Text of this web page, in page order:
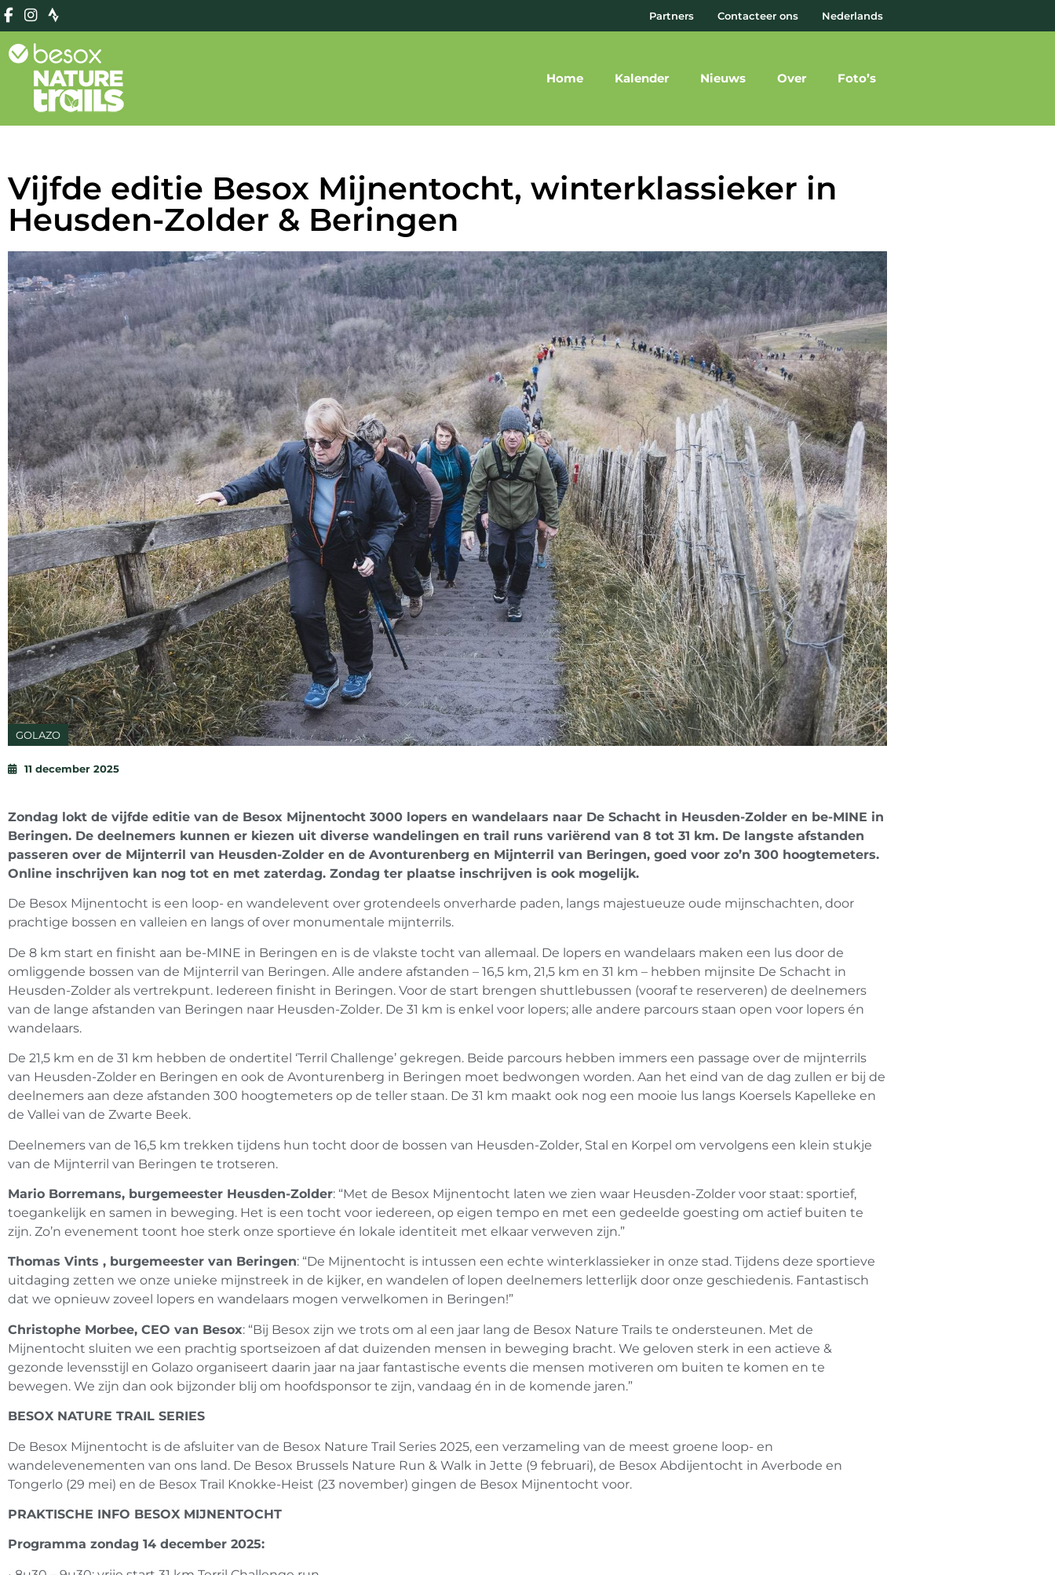
Partners Contacteer ons Nederlands
Home Kalender Nieuws Over Foto’s
Vijfde editie Besox Mijnentocht, winterklassieker in
Heusden-Zolder & Beringen
GOLAZO
11 december 2025
Zondag lokt de vijfde editie van de Besox Mijnentocht 3000 lopers en wandelaars naar De Schacht in Heusden-Zolder en be-MINE in
Beringen. De deelnemers kunnen er kiezen uit diverse wandelingen en trail runs variërend van 8 tot 31 km. De langste afstanden
passeren over de Mijnterril van Heusden-Zolder en de Avonturenberg en Mijnterril van Beringen, goed voor zo’n 300 hoogtemeters.
Online inschrijven kan nog tot en met zaterdag. Zondag ter plaatse inschrijven is ook mogelijk.
De Besox Mijnentocht is een loop- en wandelevent over grotendeels onverharde paden, langs majestueuze oude mijnschachten, door
prachtige bossen en valleien en langs of over monumentale mijnterrils.
De 8 km start en finisht aan be-MINE in Beringen en is de vlakste tocht van allemaal. De lopers en wandelaars maken een lus door de
omliggende bossen van de Mijnterril van Beringen. Alle andere afstanden – 16,5 km, 21,5 km en 31 km – hebben mijnsite De Schacht in
Heusden-Zolder als vertrekpunt. Iedereen finisht in Beringen. Voor de start brengen shuttlebussen (vooraf te reserveren) de deelnemers
van de lange afstanden van Beringen naar Heusden-Zolder. De 31 km is enkel voor lopers; alle andere parcours staan open voor lopers én
wandelaars.
De 21,5 km en de 31 km hebben de ondertitel ‘Terril Challenge’ gekregen. Beide parcours hebben immers een passage over de mijnterrils
van Heusden-Zolder en Beringen en ook de Avonturenberg in Beringen moet bedwongen worden. Aan het eind van de dag zullen er bij de
deelnemers aan deze afstanden 300 hoogtemeters op de teller staan. De 31 km maakt ook nog een mooie lus langs Koersels Kapelleke en
de Vallei van de Zwarte Beek.
Deelnemers van de 16,5 km trekken tijdens hun tocht door de bossen van Heusden-Zolder, Stal en Korpel om vervolgens een klein stukje
van de Mijnterril van Beringen te trotseren.
Mario Borremans, burgemeester Heusden-Zolder: “Met de Besox Mijnentocht laten we zien waar Heusden-Zolder voor staat: sportief,
toegankelijk en samen in beweging. Het is een tocht voor iedereen, op eigen tempo en met een gedeelde goesting om actief buiten te
zijn. Zo’n evenement toont hoe sterk onze sportieve én lokale identiteit met elkaar verweven zijn.”
Thomas Vints , burgemeester van Beringen: “De Mijnentocht is intussen een echte winterklassieker in onze stad. Tijdens deze sportieve
uitdaging zetten we onze unieke mijnstreek in de kijker, en wandelen of lopen deelnemers letterlijk door onze geschiedenis. Fantastisch
dat we opnieuw zoveel lopers en wandelaars mogen verwelkomen in Beringen!”
Christophe Morbee, CEO van Besox: “Bij Besox zijn we trots om al een jaar lang de Besox Nature Trails te ondersteunen. Met de
Mijnentocht sluiten we een prachtig sportseizoen af dat duizenden mensen in beweging bracht. We geloven sterk in een actieve &
gezonde levensstijl en Golazo organiseert daarin jaar na jaar fantastische events die mensen motiveren om buiten te komen en te
bewegen. We zijn dan ook bijzonder blij om hoofdsponsor te zijn, vandaag én in de komende jaren.”
BESOX NATURE TRAIL SERIES
De Besox Mijnentocht is de afsluiter van de Besox Nature Trail Series 2025, een verzameling van de meest groene loop- en
wandelevenementen van ons land. De Besox Brussels Nature Run & Walk in Jette (9 februari), de Besox Abdijentocht in Averbode en
Tongerlo (29 mei) en de Besox Trail Knokke-Heist (23 november) gingen de Besox Mijnentocht voor.
PRAKTISCHE INFO BESOX MIJNENTOCHT
Programma zondag 14 december 2025: